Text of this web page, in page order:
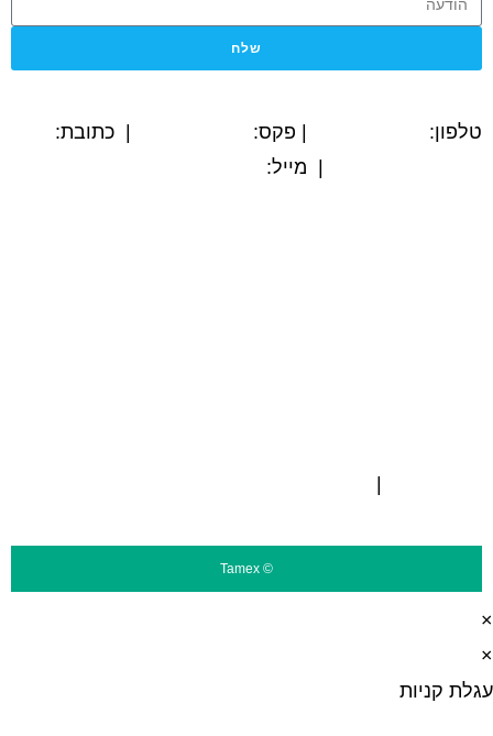
שלח
טלפון: | פקס:
| כתובת:
| מייל:
© Tamex
×
×
עגלת קניות